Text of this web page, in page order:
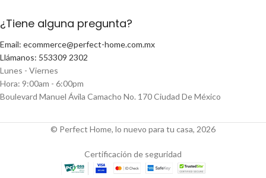
¿Tiene alguna pregunta?
Email: ecommerce@perfect-home.com.mx
Llámanos: 553309 2302
Lunes - Viernes
Hora: 9:00am - 6:00pm
Boulevard Manuel Ávila Camacho No. 170 Ciudad De México
© Perfect Home, lo nuevo para tu casa, 2026
Certificación de seguridad